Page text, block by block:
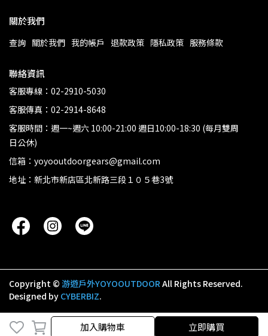
加入購物車
加入購物車 立即購買
關於我們
查詢 關於我們 我的帳戶 退款政策 隱私政策 服務條款
聯絡資訊
客服專線：02-2910-5030
客服傳真：02-2914-8648
客服時間：週一~週六 10:00-21:00 週日10:00-18:30 (每月雙周
日公休)
信箱：yoyooutdoorgears@gmail.com
地址：新北市新店區北新路三段１０５巷3號
Copyright © 游遊戶外YOYOOUTDOORAll Rights Reserved.
Designed by CYBERBIZ.